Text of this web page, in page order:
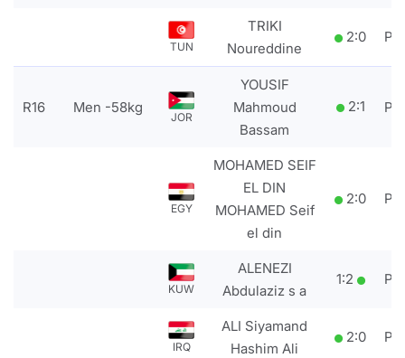
TUN
TRIKI
Noureddine
2:0
R16 Men -58kg
JOR
YOUSIF
Mahmoud
Bassam
2:1
EGY
MOHAMED SEIF
EL DIN
MOHAMED Seif
el din
2:0
KUW
ALENEZI
Abdulaziz s a
1:2
IRQ
ALI Siyamand
Hashim Ali
2:0